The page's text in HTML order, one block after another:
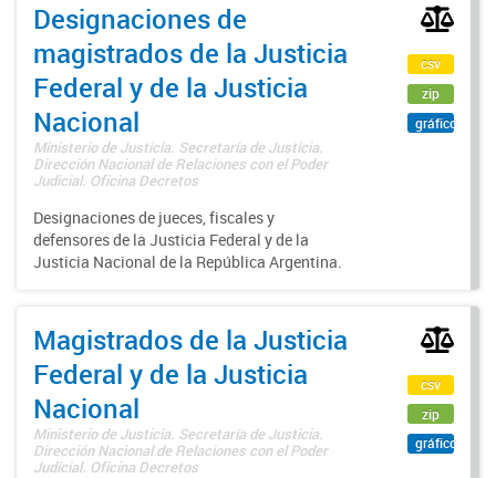
Designaciones de
magistrados de la Justicia
Federal y de la Justicia
Nacional
Ministerio de Justicia. Secretaría de Justicia.
Dirección Nacional de Relaciones con el Poder
Judicial. Oficina Decretos
Designaciones de jueces, fiscales y
defensores de la Justicia Federal y de la
Justicia Nacional de la República Argentina.
csv
zip
gráfico
Magistrados de la Justicia
Federal y de la Justicia
Nacional
Ministerio de Justicia. Secretaría de Justicia.
Dirección Nacional de Relaciones con el Poder
Judicial. Oficina Decretos
csv
zip
gráfico